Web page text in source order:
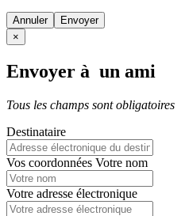
Annuler
×
Envoyer à un ami
Tous les champs sont obligatoires
Destinataire
Vos coordonnées Votre nom
Votre adresse électronique